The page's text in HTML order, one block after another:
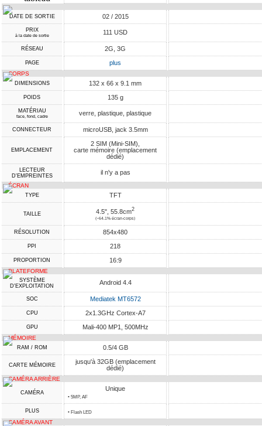
DATE DE SORTIE 02 / 2015
PRIX
à la date de sortie 111 USD
RÉSEAU 2G, 3G
PAGE plus
CORPS
DIMENSIONS 132 x 66 x 9.1 mm
POIDS 135 g
MATÉRIAU
face, fond, cadre verre, plastique, plastique
CONNECTEUR microUSB, jack 3.5mm
EMPLACEMENT
2 SIM (Mini-SIM),
carte mémoire (emplacement
dédié)
LECTEUR
D'EMPREINTES
il n'y a pas
ÉCRAN
TYPE TFT
TAILLE 4.5", 55.8cm2
(~64.1% écran-corps)
RÉSOLUTION 854x480
PPI 218
PROPORTION 16:9
PLATEFORME
SYSTÈME
D'EXPLOITATION
Android 4.4
SOC Mediatek MT6572
CPU 2x1.3GHz Cortex-A7
GPU Mali-400 MP1, 500MHz
MÉMOIRE
RAM / ROM 0.5/4 GB
CARTE MÉMOIRE
jusqu'à 32GB (emplacement
dédié)
CAMÉRA ARRIÈRE
CAMÉRA
Unique
• 5MP, AF
PLUS • Flash LED
CAMÉRA AVANT